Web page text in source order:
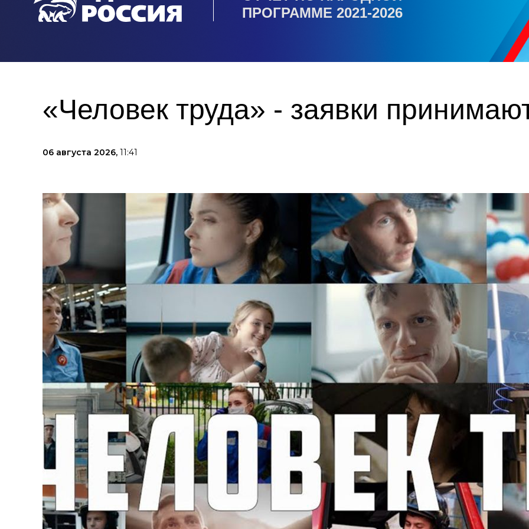
ПРОГРАММЕ 2021-2026
«Человек труда» - заявки
06 августа 2026, 11:41